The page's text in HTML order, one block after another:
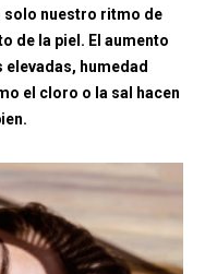
solo nuestro ritmo de
de la piel. El aumento
humedad
el cloro o la sal hacen